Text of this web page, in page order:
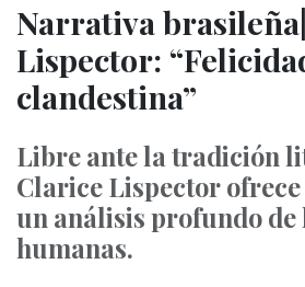
Narrativa
Lispector:
clandestina”
Libre ante la tradición
Clarice Lispector
un análisis profundo de
humanas.